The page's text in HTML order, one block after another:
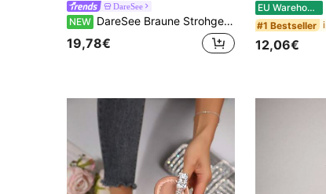
DareSee
NEW DareSee Braune Strohgeflecht Zehentrenner Sandalen für Frauen, Einzelriemen dicke Sohle Keilabsatz Hausschuhe, bequeme Sommer Outdoor Kleidung
19,78€
EU Warehouse
#1 Bestseller
12,06€